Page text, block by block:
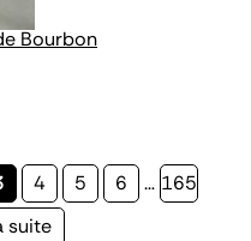
Bourbon
Page
4 Page
5 Page
6 … Page
165
suite